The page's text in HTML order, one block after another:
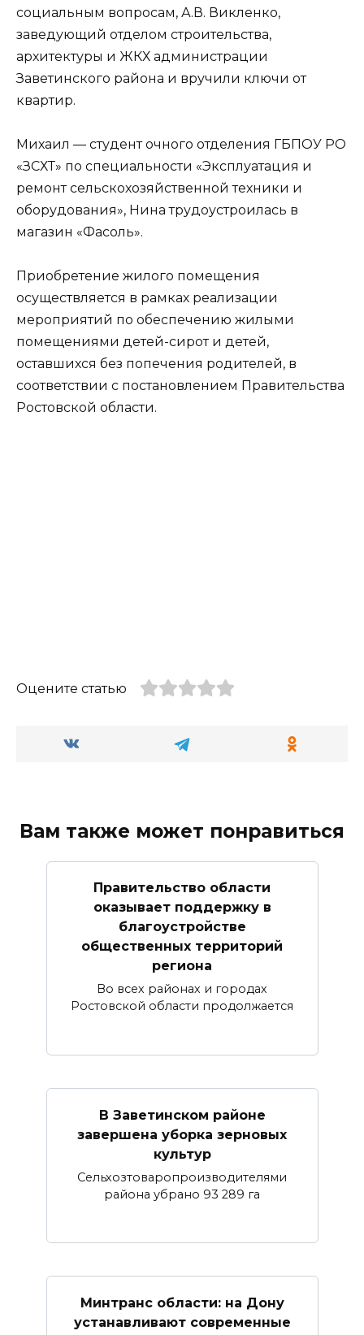
социальным вопросам, А.В. Викленко,
заведующий отделом строительства,
архитектуры и ЖКХ администрации
Заветинского района и вручили ключи от
квартир.
Михаил — студент очного отделения ГБПОУ РО
«ЗСХТ» по специальности «Эксплуатация и
ремонт сельскохозяйственной техники и
оборудования», Нина трудоустроилась в
магазин «Фасоль».
Приобретение жилого помещения
осуществляется в рамках реализации
мероприятий по обеспечению жилыми
помещениями детей-сирот и детей,
оставшихся без попечения родителей, в
соответствии с постановлением Правительства
Ростовской области.
Оцените статью
Вам также может понравиться
Правительство области
оказывает поддержку в
благоустройстве
общественных территорий
региона
Во всех районах и городах
Ростовской области продолжается
В Заветинском районе
завершена уборка зерновых
культур
Сельхозтоваропроизводителями
района убрано 93 289 га
Минтранс области: на Дону
устанавливают современные